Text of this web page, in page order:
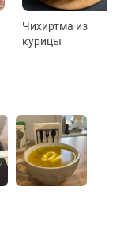
Чихиртма из
курицы